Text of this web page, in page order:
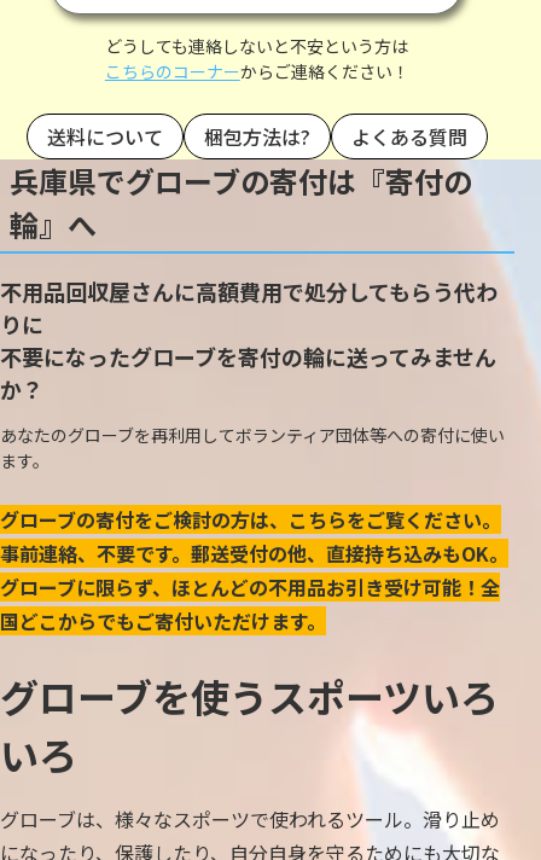
どうしても連絡しないと不安という方は
こちらのコーナーからご連絡ください！
送料について 梱包方法は? よくある質問
兵庫県でグローブの寄付は『寄付の
輪』へ
不用品回収屋さんに高額費用で処分してもらう代わ
りに
不要になったグローブを寄付の輪に送ってみません
か？
あなたのグローブを再利用してボランティア団体等への寄付に使い
ます。
グローブの寄付をご検討の方は、こちらをご覧ください。
事前連絡、不要です。郵送受付の他、直接持ち込みもOK。
グローブに限らず、ほとんどの不用品お引き受け可能！全
国どこからでもご寄付いただけます。
グローブを使うスポーツいろ
いろ
グローブは、様々なスポーツで使われるツール。滑り止め
になったり、保護したり、自分自身を守るためにも大切な